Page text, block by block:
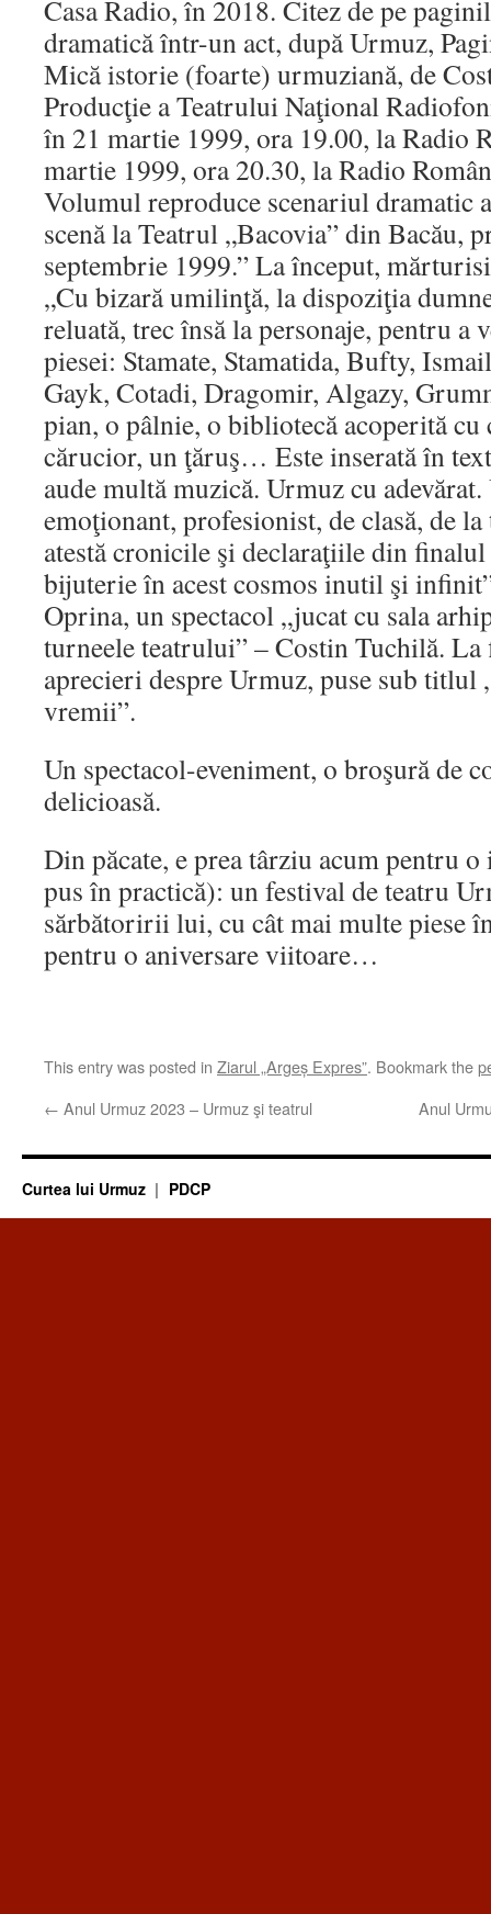
Casa Radio, în 2018. Citez de pe
dramatică într-un act, după Urmuz,
Mică istorie (foarte) urmuziană, de
Producţie a Teatrului Naţional
în 21 martie 1999, ora 19.00, la Radio
martie 1999, ora 20.30, la Radio
Volumul reproduce scenariul dramatic
scenă la Teatrul „Bacovia” din Bacău,
septembrie 1999.” La început,
„Cu bizară umilinţă, la dispoziţia
reluată, trec însă la personaje, pentru a
piesei: Stamate, Stamatida, Bufty,
Gayk, Cotadi, Dragomir, Algazy,
pian, o pâlnie, o bibliotecă acoperită cu
cărucior, un ţăruş… Este inserată în
aude multă muzică. Urmuz cu
emoţionant, profesionist, de clasă, de
atestă cronicile şi declaraţiile din
bijuterie în acest cosmos inutil şi
Oprina, un spectacol „jucat cu sala
turneele teatrului” – Costin Tuchilă.
aprecieri despre Urmuz, puse sub
vremii”.
Un spectacol-eveniment, o broşură de
delicioasă.
Din păcate, e prea târziu acum pentru
pus în practică): un festival de teatru
sărbătoririi lui, cu cât mai multe piese
pentru o aniversare viitoare…
This entry was posted in Ziarul „Argeș Expres”. Bookmark the
← Anul Urmuz 2023 – Urmuz şi teatrul Anul
Curtea lui Urmuz PDCP